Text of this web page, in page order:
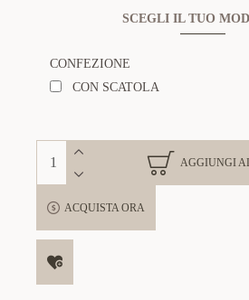
SCEGLI IL TUO
CONFEZIONE
CON SCATOLA
AGGIUNGI
ACQUISTA ORA